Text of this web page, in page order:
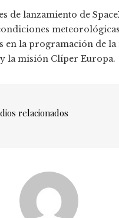
de lanzamiento de
en la programación de
la misión Clíper Europa.
relacionados